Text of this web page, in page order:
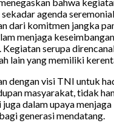
agenda
dari komitmen jangka
menjaga
Kegiatan serupa
lain yang memiliki
dengan visi TNI untuk
masyarakat, tidak
dalam upaya
generasi mendatang.